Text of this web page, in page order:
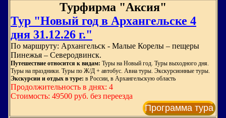
Турфирма "Аксия"
Тур "Новый год в Архангельске 4
дня 31.12.26 г."
По маршруту: Архангельск - Малые Корелы – пещеры
Пинежья – Северодвинск.
Путешествие относится к видам: Туры на Новый год. Туры выходного дня.
Туры на праздники. Туры по Ж/Д + автобус. Авиа туры. Экскурсионные туры.
Экскурсии и отдых в туре: в России, в Архангельскую область
Продолжительность в днях: 4
Стоимость: 49500 руб. без переезда
Программа тура